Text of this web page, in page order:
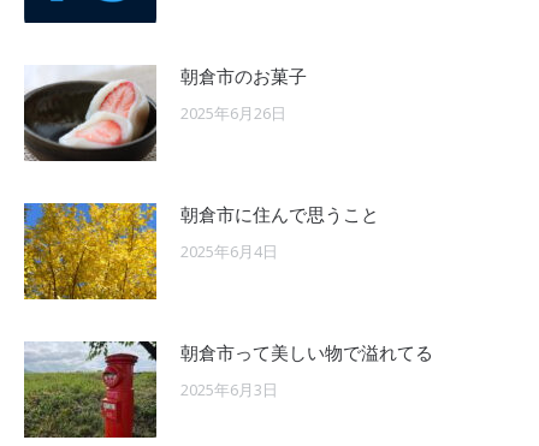
朝倉市のお菓子
2025年6月26日
朝倉市に住んで思うこと
2025年6月4日
朝倉市って美しい物で溢れてる
2025年6月3日